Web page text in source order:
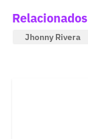
Relacionados
Jhonny Rivera